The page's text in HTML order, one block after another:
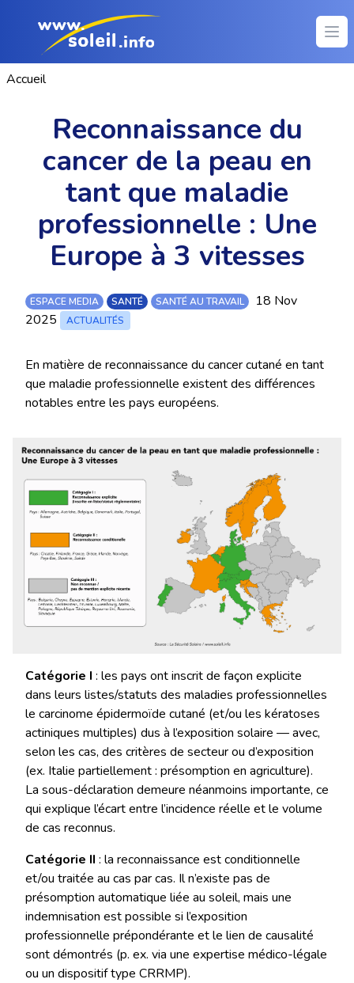
Accueil
Reconnaissance du
cancer de la peau en
tant que maladie
professionnelle : Une
Europe à 3 vitesses
ESPACE MEDIA SANTÉ SANTÉ AU TRAVAIL
18 Nov
2025
ACTUALITÉS
En matière de reconnaissance du cancer cutané en tant
que maladie professionnelle existent des différences
notables entre les pays européens.
Catégorie I : les pays ont inscrit de façon explicite
dans leurs listes/statuts des maladies professionnelles
le carcinome épidermoïde cutané (et/ou les kératoses
actiniques multiples) dus à l’exposition solaire — avec,
selon les cas, des critères de secteur ou d’exposition
(ex. Italie partiellement : présomption en agriculture).
La sous-déclaration demeure néanmoins importante, ce
qui explique l’écart entre l’incidence réelle et le volume
de cas reconnus.
Catégorie II : la reconnaissance est conditionnelle
et/ou traitée au cas par cas. Il n’existe pas de
présomption automatique liée au soleil, mais une
indemnisation est possible si l’exposition
professionnelle prépondérante et le lien de causalité
sont démontrés (p. ex. via une expertise médico-légale
ou un dispositif type CRRMP).